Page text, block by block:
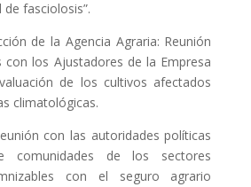
fasciolosis”.
de la Agencia Agraria: Reunión
con los Ajustadores de la Empresa
de los cultivos afectados
climatológicas.
con las autoridades políticas
comunidades de los sectores
con el seguro agrario